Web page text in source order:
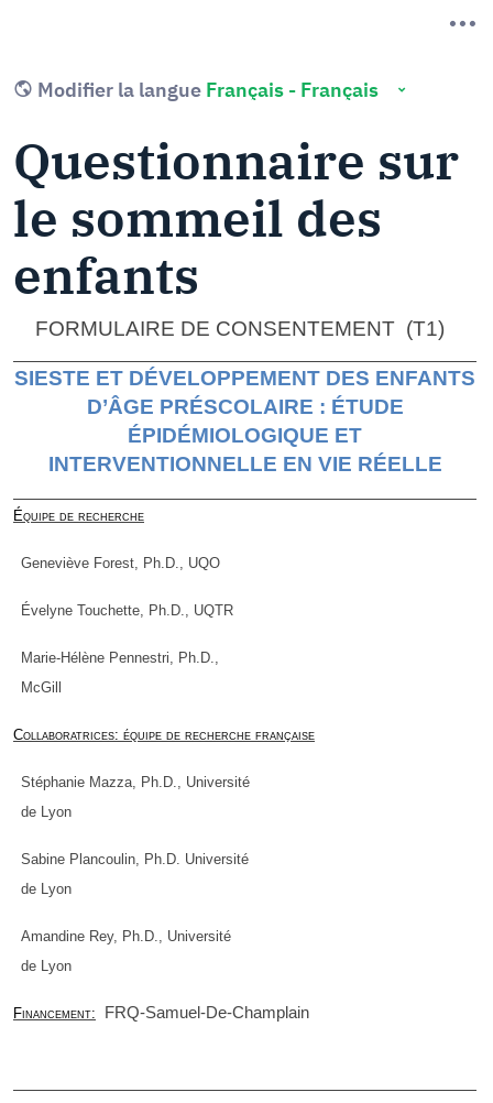
Modifier la langue
Questionnaire sur
le sommeil des
enfants
FORMULAIRE DE CONSENTEMENT (T1)
SIESTE ET DÉVELOPPEMENT DES ENFANTS
D’ÂGE PRÉSCOLAIRE : ÉTUDE
ÉPIDÉMIOLOGIQUE ET
INTERVENTIONNELLE EN VIE RÉELLE
Équipe de recherche
Geneviève Forest, Ph.D., UQO
Évelyne Touchette, Ph.D., UQTR
Marie-Hélène Pennestri, Ph.D.,
McGill
Collaboratrices: équipe de recherche française
Stéphanie Mazza, Ph.D., Université
de Lyon
Sabine Plancoulin, Ph.D. Université
de Lyon
Amandine Rey, Ph.D., Université
de Lyon
Financement: FRQ-Samuel-De-Champlain